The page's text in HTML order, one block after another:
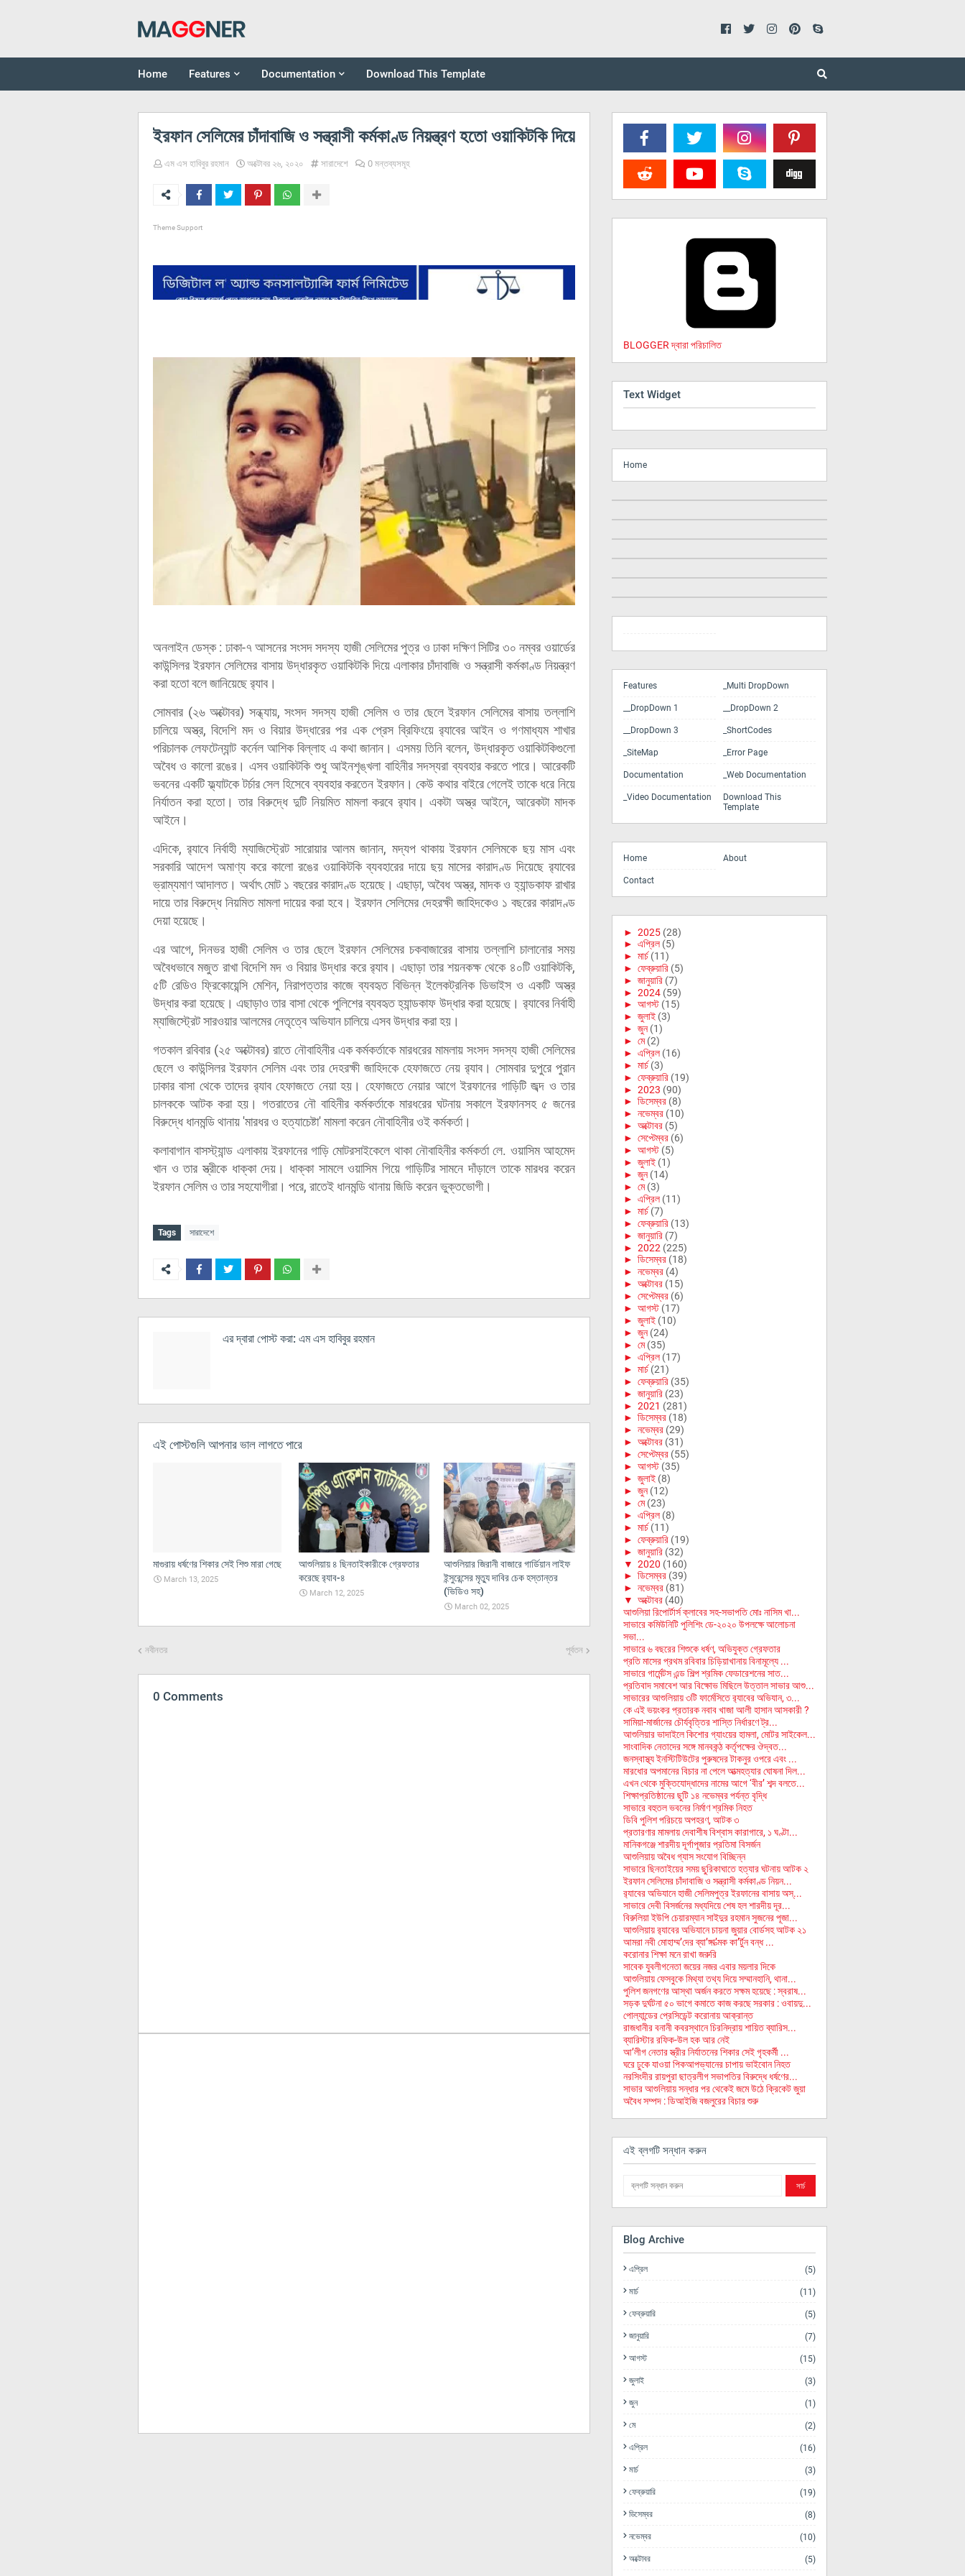
Home Features Documentation Download This Template
ইরফান সেলিমের চাঁদাবাজি ও সন্ত্রাসী কর্মকাণ্ড নিয়ন্ত্রণ হতো ওয়াকিটকি দিয়ে
এম এস হাবিবুর রহমান অক্টোবর ২৬, ২০২০ সারাদেশে 0 মন্তব্যসমূহ
Theme Support
অনলাইন ডেস্ক : ঢাকা-৭ আসনের সংসদ সদস্য হাজী সেলিমের পুত্র ও ঢাকা দক্ষিণ সিটির ৩০ নম্বর ওয়ার্ডের
কাউন্সিলর ইরফান সেলিমের বাসায় উদ্ধারকৃত ওয়াকিটকি দিয়ে এলাকার চাঁদাবাজি ও সন্ত্রাসী কর্মকাণ্ড নিয়ন্ত্রণ
করা হতো বলে জানিয়েছে র‍্যাব।
সোমবার (২৬ অক্টোবর) সন্ধ্যায়, সংসদ সদস্য হাজী সেলিম ও তার ছেলে ইরফান সেলিমের বাসায় তল্লাশি
চালিয়ে অস্ত্র, বিদেশি মদ ও বিয়ার উদ্ধারের পর এক প্রেস ব্রিফিংয়ে র‍্যাবের আইন ও গণমাধ্যম শাখার
পরিচালক লেফটেন্যান্ট কর্নেল আশিক বিল্লাহ এ কথা জানান। এসময় তিনি বলেন, উদ্ধারকৃত ওয়াকিটকিগুলো
অবৈধ ও কালো রঙের। এসব ওয়াকিটকি শুধু আইনশৃঙ্খলা বাহিনীর সদস্যরা ব্যবহার করতে পারে। আরেকটি
ভবনের একটি ফ্ল্যাটকে টর্চার সেল হিসেবে ব্যবহার করতেন ইরফান। কেউ কথার বাইরে গেলেই তাকে ধরে নিয়ে
নির্যাতন করা হতো। তার বিরুদ্ধে দুটি নিয়মিত মামলা করবে র‍্যাব। একটা অস্ত্র আইনে, আরেকটা মাদক
আইনে।
এদিকে, র‌্যাবে নির্বাহী ম্যাজিস্ট্রেট সারোয়ার আলম জানান, মদ্যপ থাকায় ইরফান সেলিমকে ছয় মাস এবং
সরকারি আদেশ অমাণ্য করে কালো রঙের ওয়াকিটকি ব্যবহারের দায়ে ছয় মাসের কারাদণ্ড দিয়েছে র‍্যাবের
ভ্রাম্যমাণ আদালত। অর্থাৎ মোট ১ বছরের কারাদণ্ড হয়েছে। এছাড়া, অবৈধ অস্ত্র, মাদক ও হ্যান্ডকাফ রাখার
দায়ে তার বিরুদ্ধে নিয়মিত মামলা দায়ের করা হবে। ইরফান সেলিমের দেহরক্ষী জাহিদকেও ১ বছরের কারাদণ্ড
দেয়া হয়েছে।
এর আগে, দিনভর হাজী সেলিম ও তার ছেলে ইরফান সেলিমের চকবাজারের বাসায় তল্লাশি চালানোর সময়
অবৈধভাবে মজুত রাখা বিদেশি মদ ও বিয়ার উদ্ধার করে র‌্যাব। এছাড়া তার শয়নকক্ষ থেকে ৪০টি ওয়াকিটকি,
৫টি রেডিও ফ্রিকোয়েন্সি মেশিন, নিরাপত্তার কাজে ব্যবহৃত বিভিন্ন ইলেকট্রনিক ডিভাইস ও একটি অস্ত্র
উদ্ধার করা হয়েছে। এছাড়াও তার বাসা থেকে পুলিশের ব্যবহৃত হ্যান্ডকাফ উদ্ধার করা হয়েছে। র‌্যাবের নির্বাহী
ম্যাজিস্ট্রেট সারওয়ার আলমের নেতৃত্বে অভিযান চালিয়ে এসব উদ্ধার করা হয়।
গতকাল রবিবার (২৫ অক্টোবর) রাতে নৌবাহিনীর এক কর্মকর্তাকে মারধরের মামলায় সংসদ সদস্য হাজী সেলিমের
ছেলে ও কাউন্সিলর ইরফান সেলিম এবং তার দেহরক্ষী জাহিদকে হেফাজতে নেয় র‌্যাব। সোমবার দুপুরে পুরান
ঢাকার বাসা থেকে তাদের র‌্যাব হেফাজতে নেয়া হয়। হেফাজতে নেয়ার আগে ইরফানের গাড়িটি জব্দ ও তার
চালককে আটক করা হয়। গতরাতের নৌ বাহিনীর কর্মকর্তাকে মারধরের ঘটনায় সকালে ইরফানসহ ৫ জনের
বিরুদ্ধে ধানমন্ডি থানায় 'মারধর ও হত্যাচেষ্টা' মামলা করেন নৌবাহিনীর ওই কর্মকর্তা।
কলাবাগান বাসস্ট্যান্ড এলাকায় ইরফানের গাড়ি মোটরসাইকেলে থাকা নৌবাহিনীর কর্মকর্তা লে. ওয়াসিম আহমেদ
খান ও তার স্ত্রীকে ধাক্কা দেয়। ধাক্কা সামলে ওয়াসিম গিয়ে গাড়িটির সামনে দাঁড়ালে তাকে মারধর করেন
ইরফান সেলিম ও তার সহযোগীরা। পরে, রাতেই ধানমন্ডি থানায় জিডি করেন ভুক্তভোগী।
Tags সারাদেশে
এর দ্বারা পোস্ট করা: এম এস হাবিবুর রহমান
এই পোস্টগুলি আপনার ভাল লাগতে পারে
মাগুরায় ধর্ষণের শিকার সেই শিশু মারা গেছে
March 13, 2025
আশুলিয়ায় ৪ ছিনতাইকারীকে গ্রেফতার
করেছে র‌্যাব-৪
March 12, 2025
আশুলিয়ার জিরানী বাজারে গার্ডিয়ান লাইফ
ইন্সুরেন্সের মৃত্যু দাবির চেক হস্তান্তর
(ভিডিও সহ)
March 02, 2025
নবীনতর পূর্বতন
0 Comments
BLOGGER দ্বারা পরিচালিত
Text Widget
Home
Features _Multi DropDown
__DropDown 1 __DropDown 2
__DropDown 3 _ShortCodes
_SiteMap _Error Page
Documentation _Web Documentation
_Video Documentation
Download This
Template
Home About
Contact
► 2025 (28)
► এপ্রিল (5)
► মার্চ (11)
► ফেব্রুয়ারি (5)
► জানুয়ারি (7)
► 2024 (59)
► আগস্ট (15)
► জুলাই (3)
► জুন (1)
► মে (2)
► এপ্রিল (16)
► মার্চ (3)
► ফেব্রুয়ারি (19)
► 2023 (90)
► ডিসেম্বর (8)
► নভেম্বর (10)
► অক্টোবর (5)
► সেপ্টেম্বর (6)
► আগস্ট (5)
► জুলাই (1)
► জুন (14)
► মে (3)
► এপ্রিল (11)
► মার্চ (7)
► ফেব্রুয়ারি (13)
► জানুয়ারি (7)
► 2022 (225)
► ডিসেম্বর (18)
► নভেম্বর (4)
► অক্টোবর (15)
► সেপ্টেম্বর (6)
► আগস্ট (17)
► জুলাই (10)
► জুন (24)
► মে (35)
► এপ্রিল (17)
► মার্চ (21)
► ফেব্রুয়ারি (35)
► জানুয়ারি (23)
► 2021 (281)
► ডিসেম্বর (18)
► নভেম্বর (29)
► অক্টোবর (31)
► সেপ্টেম্বর (55)
► আগস্ট (35)
► জুলাই (8)
► জুন (12)
► মে (23)
► এপ্রিল (8)
► মার্চ (11)
► ফেব্রুয়ারি (19)
► জানুয়ারি (32)
▼ 2020 (160)
► ডিসেম্বর (39)
► নভেম্বর (81)
▼ অক্টোবর (40)
আশুলিয়া রিপোর্টার্স ক্লাবের সহ-সভাপতি মোঃ নাসিম খা...
সাভারে কমিউনিটি পুলিশিং ডে-২০২০ উপলক্ষে আলোচনা
সভা...
সাভারে ৬ বছরের শিশুকে ধর্ষণ, অভিযুক্ত গ্রেফতার
প্রতি মাসের প্রথম রবিবার চিড়িয়াখানায় বিনামূল্যে ...
সাভারে গার্মেন্টস এন্ড শিল্প শ্রমিক ফেডারেশনের সাত...
প্রতিবাদ সমাবেশ আর বিক্ষোভ মিছিলে উত্তাল সাভার আশু...
সাভারের আশুলিয়ায় ৩টি ফার্মেসিতে র‌্যাবের অভিযান, ৩...
কে এই ভয়ংকর প্রতারক নবাব খাজা আলী হাসান আসকারী ?
সামিয়া-মার্জানের চৌর্যবৃত্তির শাস্তি নির্ধারণে ট্র...
আশুলিয়ার ভাদাইলে কিশোর গ্যাংয়ের হামলা, মোটর সাইকেল...
সাংবাদিক নেতাদের সঙ্গে মানবকন্ঠ কর্তৃপক্ষের ঔদ্বত...
জনস্বাস্থ্য ইনস্টিটিউটের পুরুষদের টাকনুর ওপরে এবং ...
মারধোর অপমানের বিচার না পেলে আত্মহত্যার ঘোষনা দিল...
এখন থেকে মুক্তিযোদ্ধাদের নামের আগে ‘বীর’ শব্দ বলতে...
শিক্ষাপ্রতিষ্ঠানের ছুটি ১৪ নভেম্বর পর্যন্ত বৃদ্ধি
সাভারে বহুতল ভবনের নির্মাণ শ্রমিক নিহত
ডিবি পুলিশ পরিচয়ে অপহরণ, আটক ৩
প্রতারণার মামলায় দেবাশীষ বিশ্বাস কারাগারে, ১ ঘণ্টা...
মানিকগঞ্জে শারদীয় দূর্গাপূজার প্রতিমা বিসর্জন
আশুলিয়ায় অবৈধ গ্যাস সংযোগ বিচ্ছিন্ন
সাভারে ছিনতাইয়ের সময় ছুরিকাঘাতে হত্যার ঘটনায় আটক ২
ইরফান সেলিমের চাঁদাবাজি ও সন্ত্রাসী কর্মকাণ্ড নিয়ন...
র‌্যাবের অভিযানে হাজী সেলিমপুত্র ইরফানের বাসায় অস্...
সাভারে দেবী বিসর্জনের মধ্যদিয়ে শেষ হল শারদীয় দূর...
বিরুলিয়া ইউপি চেয়ারম্যান সাইদুর রহমান সুজনের পূজা...
আশুলিয়ায় র‌্যাবের অভিযানে চায়না জুয়ার বোর্ডসহ আটক ২১
আমরা নবী মোহাম্ম’দের ব্যা’ঙ্গা’ত্মক কা’র্টুন বন্ধ ...
করোনার শিক্ষা মনে রাখা জরুরি
সাবেক যুবলীগনেতা জয়ের নজর এবার ময়লার দিকে
আশুলিয়ায় ফেসবুকে মিথ্যা তথ্য দিয়ে সম্মানহানি, থানা...
পুলিশ জনগণের আস্থা অর্জন করতে সক্ষম হয়েছে : স্বরাষ...
সড়ক দুর্ঘটনা ৫০ ভাগে কমাতে কাজ করছে সরকার : ওবায়দু...
পোল্যান্ডের প্রেসিডেন্ট করোনায় আক্রান্ত
রাজধানীর বনানী কবরস্থানে চিরনিদ্রায় শায়িত ব্যারিস...
ব্যারিস্টার রফিক-উল হক আর নেই
আ’লীগ নেতার স্ত্রীর নির্যাতনের শিকার সেই গৃহকর্মী ...
ঘরে ঢুকে যাওয়া পিকআপভ্যানের চাপায় ভাইবোন নিহত
নরসিংদীর রায়পুরা ছাত্রলীগ সভাপতির বিরুদ্ধে ধর্ষণের...
সাভার আশুলিয়ায় সন্ধার পর থেকেই জমে উঠে ক্রিকেট জুয়া
অবৈধ সম্পদ : ডিআইজি বজলুরের বিচার শুরু
এই ব্লগটি সন্ধান করুন
Blog Archive
এপ্রিল (5)
মার্চ (11)
ফেব্রুয়ারি (5)
জানুয়ারি (7)
আগস্ট (15)
জুলাই (3)
জুন (1)
মে (2)
এপ্রিল (16)
মার্চ (3)
ফেব্রুয়ারি (19)
ডিসেম্বর (8)
নভেম্বর (10)
অক্টোবর (5)